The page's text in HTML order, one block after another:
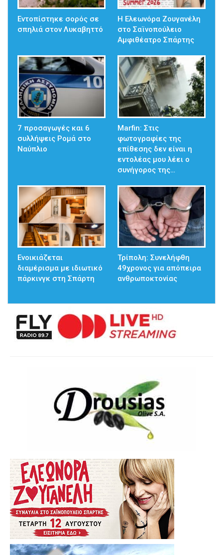
Εντοπίστηκε σορός σε
σπηλιά στον Λυκαβηττό
Η Ελεωνόρα Ζουγανέλη
στο Σαϊνοπούλειο
Αμφιθέατρο Σπάρτης
7 προσαγωγές και 6
συλλήψεις Ρομά στο
Ναύπλιο
Marfin: Στις
φωτογραφίες της
επίθεσης δεν είναι η
εντολέας μου λέει ο
συνήγορος της…
Ενοικιάζεται
διαμέρισμα με ιδιωτικό
πάρκινγκ στη Σπάρτη
Τρίπολη: Συνελήφθη
49χρονος για απόπειρα
ανθρωποκτονίας